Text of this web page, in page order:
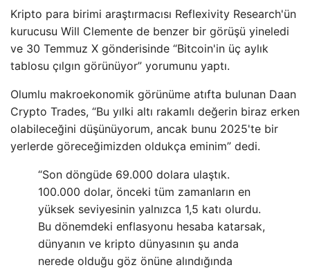
Kripto para birimi araştırmacısı Reflexivity Research'ün
kurucusu Will Clemente de benzer bir görüşü yineledi
ve 30 Temmuz X gönderisinde “Bitcoin'in üç aylık
tablosu çılgın görünüyor” yorumunu yaptı.
Olumlu makroekonomik görünüme atıfta bulunan Daan
Crypto Trades, “Bu yılki altı rakamlı değerin biraz erken
olabileceğini düşünüyorum, ancak bunu 2025'te bir
yerlerde göreceğimizden oldukça eminim” dedi.
“Son döngüde 69.000 dolara ulaştık.
100.000 dolar, önceki tüm zamanların en
yüksek seviyesinin yalnızca 1,5 katı olurdu.
Bu dönemdeki enflasyonu hesaba katarsak,
dünyanın ve kripto dünyasının şu anda
nerede olduğu göz önüne alındığında